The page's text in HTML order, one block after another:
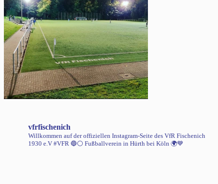
vfrfischenich
Willkommen auf der offiziellen Instagram-Seite des VfR Fischenich
1930 e.V #VFR 🔵⚪️ Fußballverein in Hürth bei Köln 🌍💙